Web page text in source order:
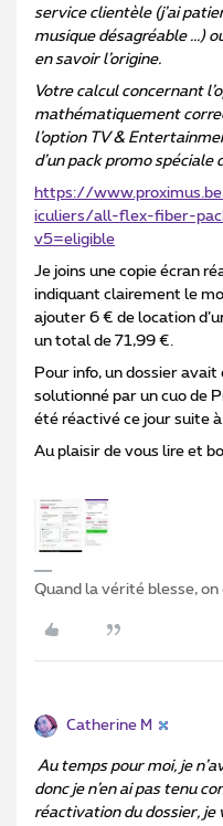
service clientèle (j’ai
musique désagréable ...)
en savoir l’origine.
Votre calcul concernant
mathématiquement
l’option TV &
d’un pack promo spéciale
https://
iculiers/all-flex-fiber-
v5=eligible
Je joins une copie écran
indiquant clairement le
ajouter 6 € de location
un total de 71,99 €.
Pour info, un dossier
solutionné par un cuo de
été réactivé ce jour suite
Au plaisir de vous lire et
Quand la vérité blesse, on
Catherine M
Au temps pour moi, je
donc je n’en ai pas tenu
réactivation du dossier, je